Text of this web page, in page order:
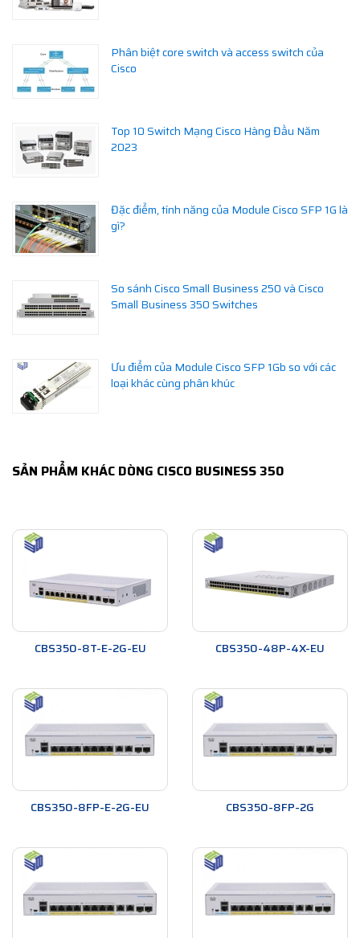
Phân biệt core switch và access switch của
Cisco
Top 10 Switch Mạng Cisco Hàng Đầu Năm
2023
Đặc điểm, tính năng của Module Cisco SFP 1G là
gì?
So sánh Cisco Small Business 250 và Cisco
Small Business 350 Switches
Ưu điểm của Module Cisco SFP 1Gb so với các
loại khác cùng phân khúc
SẢN PHẨM KHÁC DÒNG CISCO BUSINESS 350
CBS350-8T-E-2G-EU CBS350-48P-4X-EU
CBS350-8FP-E-2G-EU CBS350-8FP-2G